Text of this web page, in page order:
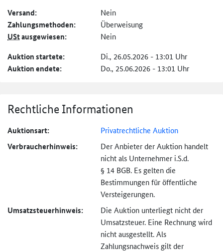
Versand: Nein
Zahlungs­methoden: Überweisung
UStausgewiesen: Nein
Auktion startete: Di., 26.05.2026 - 13:01 Uhr
Auktion endete: Do., 25.06.2026 - 13:01 Uhr
Rechtliche Informationen
Auktionsart: Privatrechtliche Auktion
Verbraucher­hinweis:
Der Anbieter der Auktion handelt
nicht als Unternehmer i.S.d.
§ 14 BGB. Es gelten die
Bestimmungen für öffentliche
Versteigerungen.
Umsatzsteuer­hinweis:
Die Auktion unterliegt nicht der
Umsatzsteuer. Eine Rechnung wird
nicht ausgestellt. Als
Zahlungsnachweis gilt der